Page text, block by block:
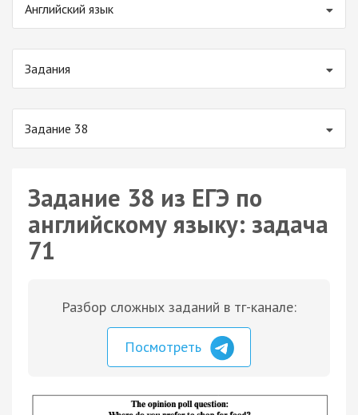
Английский язык
Задания
Задание 38
Задание 38 из ЕГЭ по
английскому языку: задача
71
Разбор сложных заданий в тг-канале:
Посмотреть